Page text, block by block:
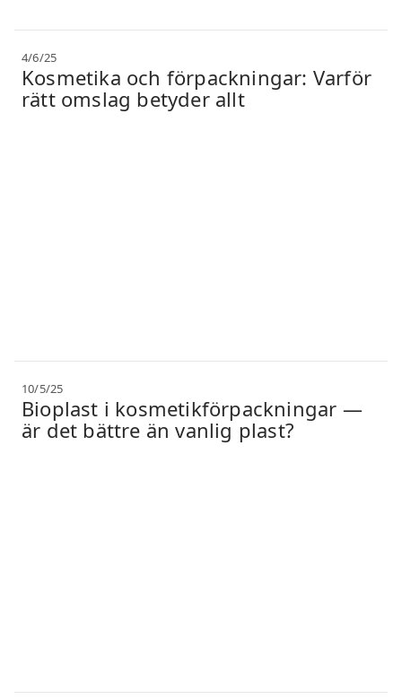
4/6/25
Kosmetika och förpackningar: Varför
rätt omslag betyder allt
10/5/25
Bioplast i kosmetikförpackningar —
är det bättre än vanlig plast?